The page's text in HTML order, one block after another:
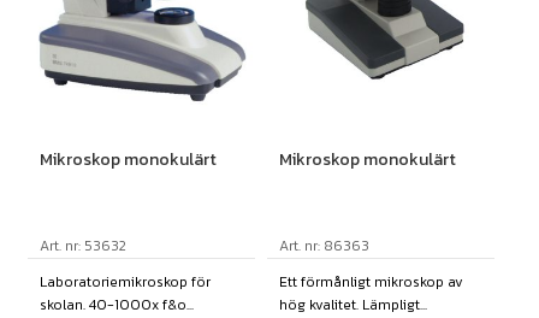
Mikroskop monokulärt
Art. nr: 53632
Laboratoriemikroskop för
skolan. 40-1000x f&o...
Mikroskop monokulärt
Art. nr: 86363
Ett förmånligt mikroskop av
hög kvalitet. Lämpligt...